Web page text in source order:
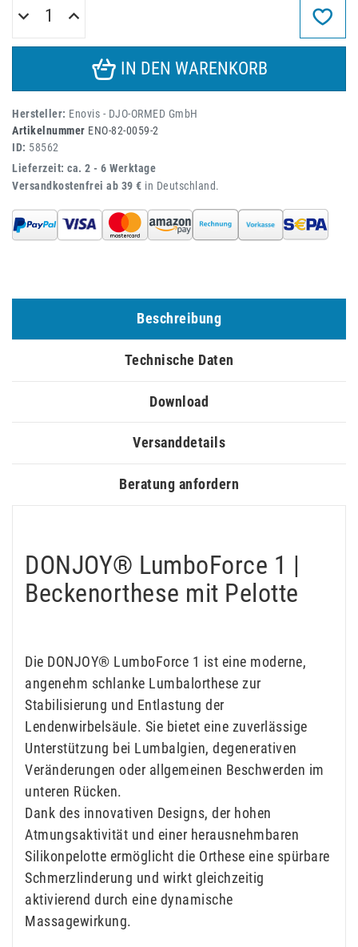
IN DEN WARENKORB
Hersteller: Enovis - DJO-ORMED GmbH
Artikelnummer ENO-82-0059-2
ID: 58562
Lieferzeit: ca. 2 - 6 Werktage
Versandkostenfrei ab 39 € in Deutschland.
Beschreibung
Technische Daten
Download
Versanddetails
Beratung anfordern
DONJOY® LumboForce 1 |
Beckenorthese mit Pelotte
Die DONJOY® LumboForce 1 ist eine moderne,
angenehm schlanke Lumbalorthese zur
Stabilisierung und Entlastung der
Lendenwirbelsäule. Sie bietet eine zuverlässige
Unterstützung bei Lumbalgien, degenerativen
Veränderungen oder allgemeinen Beschwerden im
unteren Rücken.
Dank des innovativen Designs, der hohen
Atmungsaktivität und einer herausnehmbaren
Silikonpelotte ermöglicht die Orthese eine spürbare
Schmerzlinderung und wirkt gleichzeitig
aktivierend durch eine dynamische
Massagewirkung.